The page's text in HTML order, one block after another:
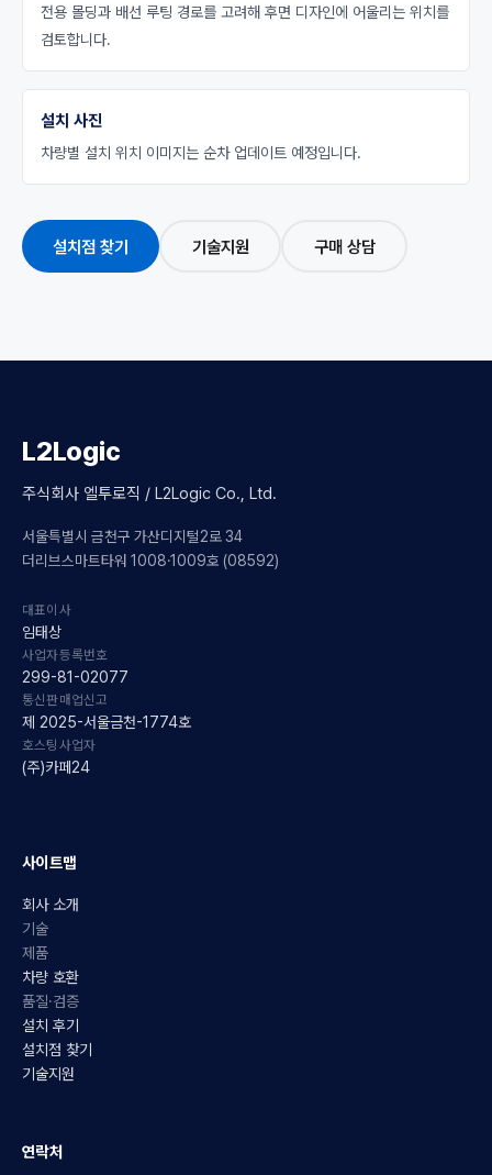
전용 몰딩과 배선 루팅 경로를 고려해 후면 디자인에 어울리는 위치를
검토합니다.
설치 사진
차량별 설치 위치 이미지는 순차 업데이트 예정입니다.
설치점 찾기 기술지원 구매 상담
L2Logic
주식회사 엘투로직 / L2Logic Co., Ltd.
서울특별시 금천구 가산디지털2로 34
더리브스마트타워 1008·1009호 (08592)
대표이사
임태상
사업자등록번호
299-81-02077
통신판매업신고
제 2025-서울금천-1774호
호스팅사업자
(주)카페24
사이트맵
회사 소개
기술
제품
차량 호환
품질·검증
설치 후기
설치점 찾기
기술지원
연락처